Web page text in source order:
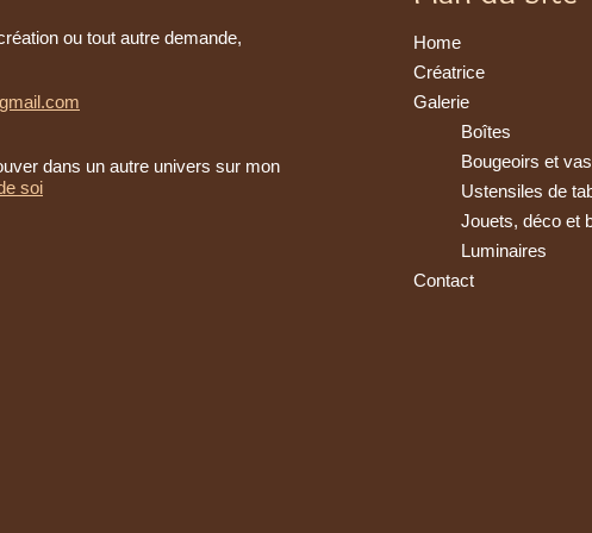
ou tout autre demande,
dans un autre univers sur mon
soi
Home
Créatrice
Galerie
Boîtes
Bougeoirs et
Ustensiles de
Jouets, déco et
Luminaires
Contact